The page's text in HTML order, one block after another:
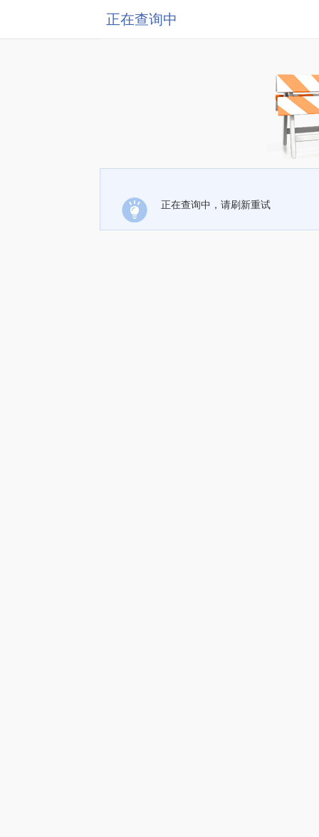
正在查询中
正在查询中，请刷新重试